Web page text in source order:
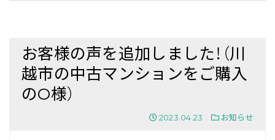
お客様の声を追加しました！（川
越市の中古マンションをご購入
のO様）
2023.04.23 お知らせ